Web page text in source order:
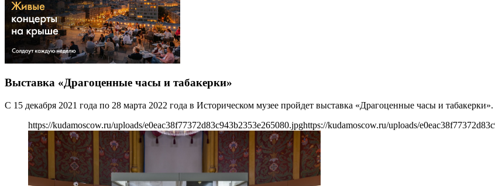
Выставка «Драгоценные часы и табакерки»
С 15 декабря 2021 года по 28 марта 2022 года в Историческом музее пройдет выставка «Драгоценные часы и табакерки».
https://kudamoscow.ru/uploads/e0eac38f77372d83c943b2353e265080.jpghttps://kudamoscow.ru/uploads/